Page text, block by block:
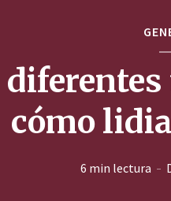
cómo
6 min lectura